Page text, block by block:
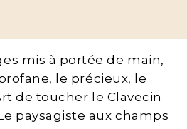
mis à portée de main,
le précieux, le
de toucher le Clavecin
paysagiste aux champs